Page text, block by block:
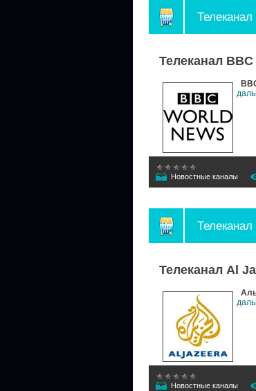
Телеканал
Новостные каналы
Телеканал Al
Новостные каналы